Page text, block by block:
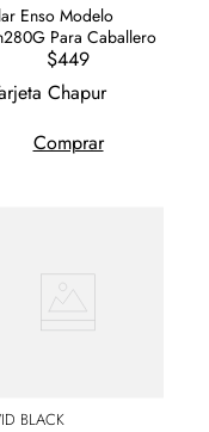
Enso Modelo
Para Caballero
$449
Comprar
BLACK